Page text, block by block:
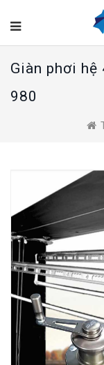
Giàn phơi hệ
980